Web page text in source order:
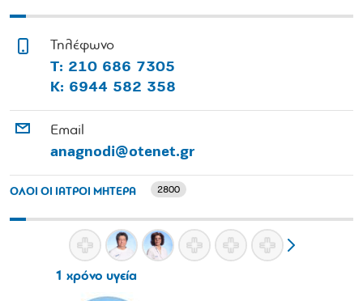
Τηλέφωνο
Τ: 210 686 7305
Κ: 6944 582 358
Email
anagnodi@otenet.gr
ΟΛΟΙ ΟΙ ΙΑΤΡΟΙ ΜΗΤΕΡΑ 2800
1 χρόνο υγεία